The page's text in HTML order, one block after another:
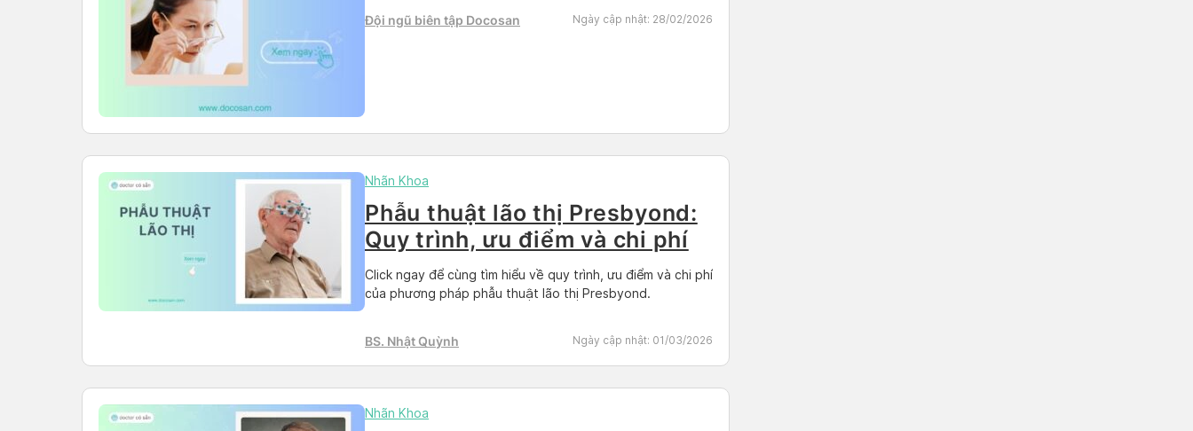
Đội ngũ biên tập Docosan Ngày cập nhật: 28/02/2026
Nhãn Khoa
Phẫu thuật lão thị Presbyond:
Quy trình, ưu điểm và chi phí
Click ngay để cùng tìm hiểu về quy trình, ưu điểm và chi phí
của phương pháp phẫu thuật lão thị Presbyond.
BS. Nhật Quỳnh Ngày cập nhật: 01/03/2026
Nhãn Khoa